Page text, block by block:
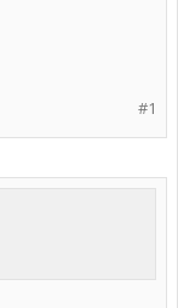
#1